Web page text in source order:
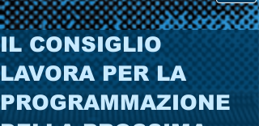
IL CONSIGLIO
LAVORA PER LA
PROGRAMMAZIONE